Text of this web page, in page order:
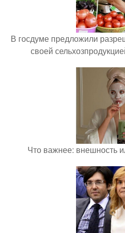
В госдуме предложили
своей
Что важнее: внешность